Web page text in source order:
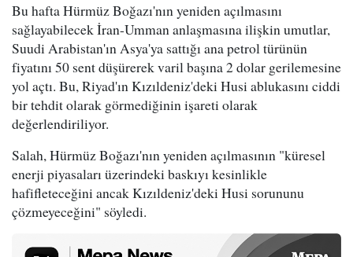
Bu hafta Hürmüz Boğazı'nın yeniden açılmasını
sağlayabilecek İran-Umman anlaşmasına ilişkin umutlar,
Suudi Arabistan'ın Asya'ya sattığı ana petrol türünün
fiyatını 50 sent düşürerek varil başına 2 dolar gerilemesine
yol açtı. Bu, Riyad'ın Kızıldeniz'deki Husi ablukasını ciddi
bir tehdit olarak görmediğinin işareti olarak
değerlendiriliyor.
Salah, Hürmüz Boğazı'nın yeniden açılmasının "küresel
enerji piyasaları üzerindeki baskıyı kesinlikle
hafifleteceğini ancak Kızıldeniz'deki Husi sorununu
çözmeyeceğini" söyledi.